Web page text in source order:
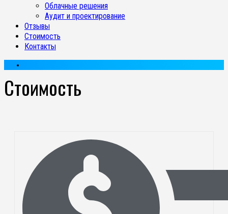
Облачные решения
Аудит и проектирование
Отзывы
Стоимость
Контакты
Стоимость